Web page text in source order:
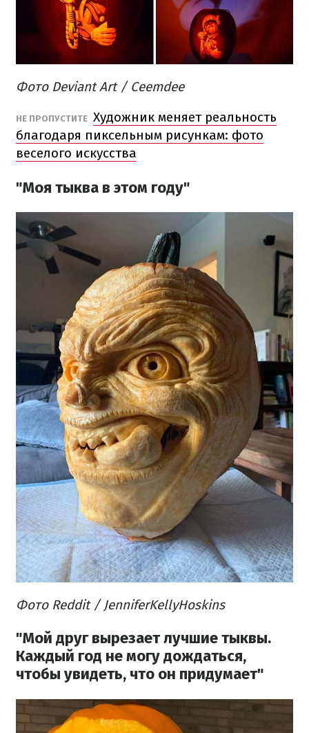
Фото Deviant Art / Ceemdee
НЕ ПРОПУСТИТЕ Художник меняет реальность
благодаря пиксельным рисункам: фото
веселого искусства
"Моя тыква в этом году"
Фото Reddit / JenniferKellyHoskins
"Мой друг вырезает лучшие тыквы.
Каждый год не могу дождаться,
чтобы увидеть, что он придумает"